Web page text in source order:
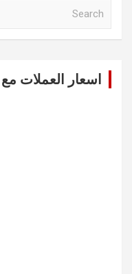
اسعار العملات مع